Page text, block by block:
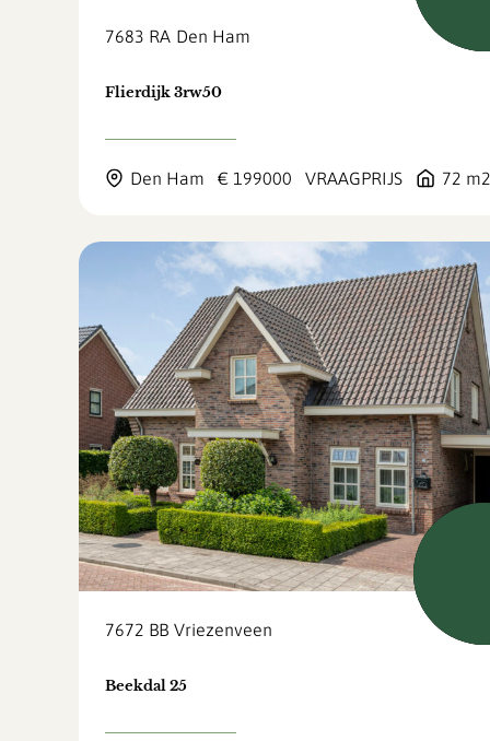
7683 RA Den Ham
Flierdijk 3rw50
Den Ham € 199000 VRAAGPRIJS 72 m2
7672 BB Vriezenveen
Beekdal 25